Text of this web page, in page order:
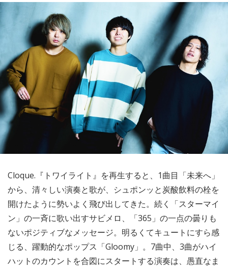
Cloque.『トワイライト』を再生すると、1曲目「未来へ」
から、清々しい演奏と歌が、シュポンッと炭酸飲料の栓を
開けたように勢いよく飛び出してきた。続く「スターマイ
ン」の一斉に歌い出すサビメロ、「365」の一点の曇りも
ないポジティブなメッセージ。明るくてキュートにすら感
じる、躍動的なポップス「Gloomy」。7曲中、3曲がハイ
ハットのカウントを合図にスタートする演奏は、愚直なま